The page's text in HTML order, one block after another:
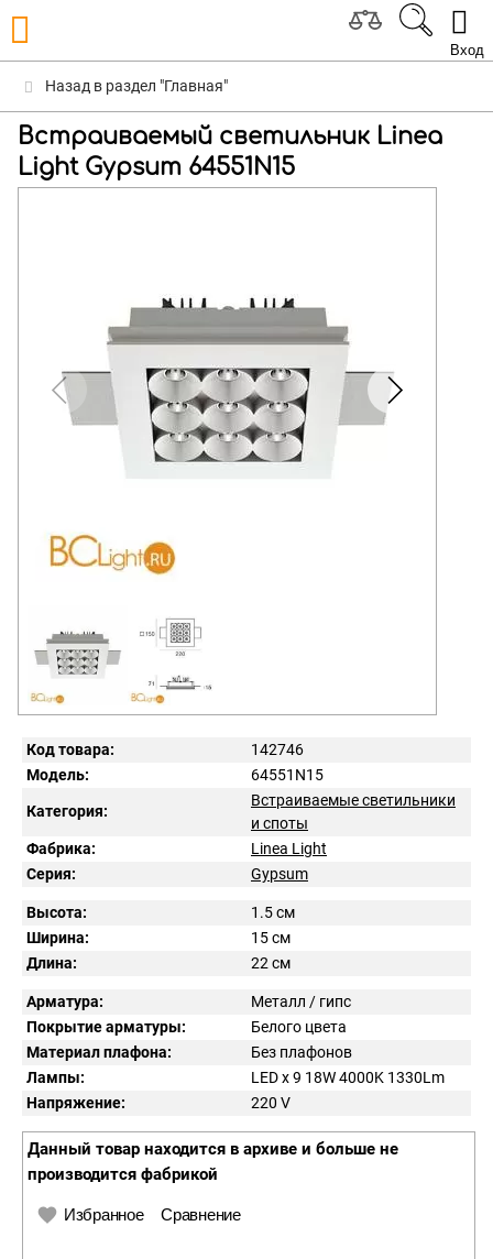
Вход
Назад в раздел "Главная"
Встраиваемый светильник Linea
Light Gypsum 64551N15
Код товара:
142746
Модель:
64551N15
Категория:
Встраиваемые светильники
и споты
Фабрика:
Linea Light
Серия:
Gypsum
Высота:
1.5 см
Ширина:
15 см
Длина:
22 см
Арматура:
Металл / гипс
Покрытие арматуры:
Белого цвета
Материал плафона:
Без плафонов
Лампы:
LED x 9 18W 4000K 1330Lm
Напряжение:
220 V
Данный товар находится в архиве и больше не
производится фабрикой
Избранное Сравнение